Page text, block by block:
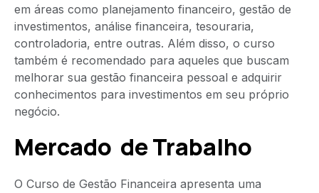
em áreas como planejamento financeiro, gestão de
investimentos, análise financeira, tesouraria,
controladoria, entre outras. Além disso, o curso
também é recomendado para aqueles que buscam
melhorar sua gestão financeira pessoal e adquirir
conhecimentos para investimentos em seu próprio
negócio.
Mercado de Trabalho
O Curso de Gestão Financeira apresenta uma